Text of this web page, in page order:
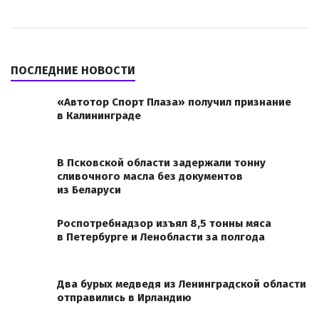
ПОСЛЕДНИЕ НОВОСТИ
«Автотор Спорт Плаза» получил признание
в Калининграде
В Псковской области задержали тонну
сливочного масла без документов
из Беларуси
Роспотребнадзор изъял 8,5 тонны мяса
в Петербурге и Ленобласти за полгода
Два бурых медведя из Ленинградской области
отправились в Ирландию